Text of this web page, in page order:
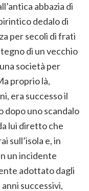
abbazia di
dedalo di
per secoli di frati
di un vecchio
società per
proprio là,
era successo il
dopo uno scandalo
lui diretto che
sull’isola e, in
un incidente
adottato dagli
successivi,